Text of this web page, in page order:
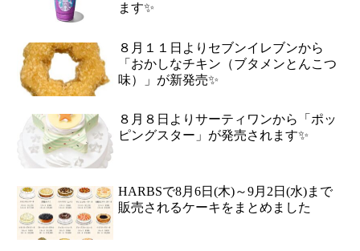
ます✨
８月１１日よりセブンイレブンから
「おかしなチキン（ブタメンとんこつ
味）」が新発売✨
８月８日よりサーティワンから「ポッ
ピングスター」が発売されます✨
HARBSで8月6日(木)～9月2日(水)まで
販売されるケーキをまとめました